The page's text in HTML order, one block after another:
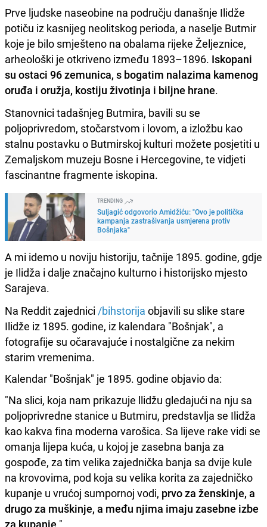
Prve ljudske naseobine na području današnje Ilidže
potiču iz kasnijeg neolitskog perioda, a naselje Butmir
koje je bilo smješteno na obalama rijeke Željeznice,
arheološki je otkriveno između 1893–1896. Iskopani
su ostaci 96 zemunica, s bogatim nalazima kamenog
oruđa i oružja, kostiju životinja i biljne hrane.
Stanovnici tadašnjeg Butmira, bavili su se
poljoprivredom, stočarstvom i lovom, a izložbu kao
stalnu postavku o Butmirskoj kulturi možete posjetiti u
Zemaljskom muzeju Bosne i Hercegovine, te vidjeti
fascinantne fragmente iskopina.
TRENDING
Suljagić odgovorio Amidžiću: "Ovo je politička
kampanja zastrašivanja usmjerena protiv
Bošnjaka"
A mi idemo u noviju historiju, tačnije 1895. godine, gdje
je Ilidža i dalje značajno kulturno i historijsko mjesto
Sarajeva.
Na Reddit zajednici /bihstorija objavili su slike stare
Ilidže iz 1895. godine, iz kalendara "Bošnjak", a
fotografije su očaravajuće i nostalgične za nekim
starim vremenima.
Kalendar "Bošnjak" je 1895. godine objavio da:
"Na slici, koja nam prikazuje llidžu gledajući na nju sa
poljoprivredne stanice u Butmiru, predstavlja se Ilidža
kao kakva fina moderna varošica. Sa lijeve rake vidi se
omanja lijepa kuća, u kojoj je zasebna banja za
gospođe, za tim velika zajednička banja sa dvije kule
na krovovima, pod koja su velika korita za zajedničko
kupanje u vrućoj sumpornoj vodi, prvo za ženskinje, a
drugo za muškinje, a među njima imaju zasebne izbe
za kupanje."